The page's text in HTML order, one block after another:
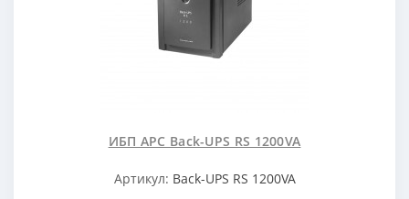
ИБП APC Back-UPS RS 1200VA
Артикул: Back-UPS RS 1200VA